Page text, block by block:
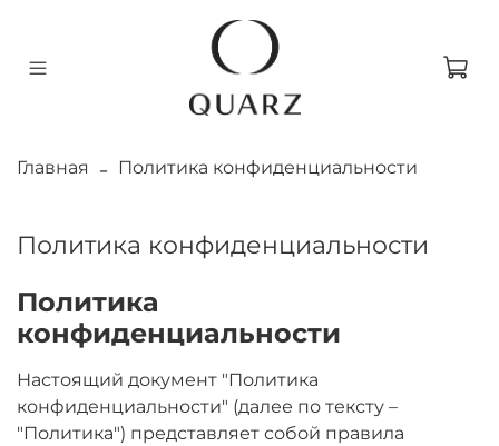
Главная Политика конфиденциальности
Политика конфиденциальности
Политика
конфиденциальности
Настоящий документ "Политика
конфиденциальности" (далее по тексту –
"Политика") представляет собой правила